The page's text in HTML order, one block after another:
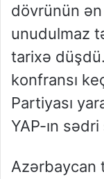
dövrünün
unudulmaz
tarixə
konfransı
Partiyası
YAP-ın
Azərbaycan